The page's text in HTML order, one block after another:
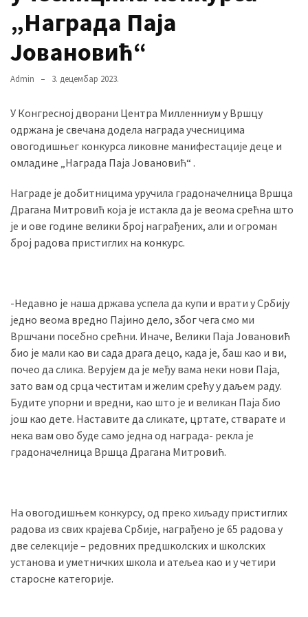
MOST
USED
CATEGORIES
Вести
(901)
ГРАДОВИ
(810)
Пландиште
(139)
Uncategorized
(493)
Панчево
(479)
Чланци
(306)
Ковачица
(143)
Бела
Црква
(140)
„Награда Паја
Јовановић“
Admin 3. децембар 2023.
У Конгресној дворани Центра Милленниум у Вршцу
одржана је свечана додела награда учесницима
овогодишњег конкурса ликовне манифестације деце и
омладине „Награда Паја Јовановић“ .
Награде је добитницима уручила градоначелница Вршца
Драгана Митровић која је истакла да је веома срећна што
је и ове године велики број награђених, али и огроман
број радова пристиглих на конкурс.
-Недавно је наша држава успела да купи и врати у Србију
једно веома вредно Пајино дело, због чега смо ми
Вршчани посебно срећни. Иначе, Велики Паја Јовановић
био је мали као ви сада драга децо, када је, баш као и ви,
почео да слика. Верујем да је међу вама неки нови Паја,
зато вам од срца честитам и желим срећу у даљем раду.
Будите упорни и вредни, као што је и великан Паја био
још као дете. Наставите да сликате, цртате, стварате и
нека вам ово буде само једна од награда- рекла је
градоначелница Вршца Драгана Митровић.
На овогодишњем конкурсу, од преко хиљаду пристиглих
радова из свих крајева Србије, награђено је 65 радова у
две селекције – редовних предшколских и школских
установа и уметничких школа и атељеа као и у четири
старосне категорије.